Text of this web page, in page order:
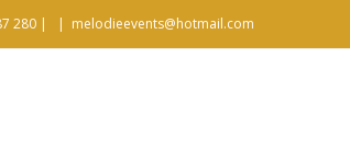
280 | | melodieevents@hotmail.com